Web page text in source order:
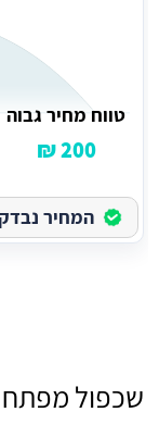
טווח מחיר גבוה
200 ₪
המחיר נבדק
שכפול מפתח